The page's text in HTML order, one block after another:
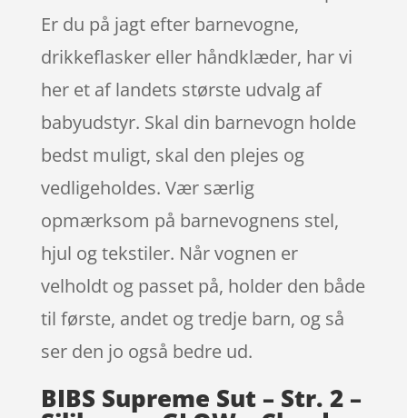
Er du på jagt efter barnevogne,
drikkeflasker eller håndklæder, har vi
her et af landets største udvalg af
babyudstyr. Skal din barnevogn holde
bedst muligt, skal den plejes og
vedligeholdes. Vær særlig
opmærksom på barnevognens stel,
hjul og tekstiler. Når vognen er
velholdt og passet på, holder den både
til første, andet og tredje barn, og så
ser den jo også bedre ud.
BIBS Supreme Sut – Str. 2 –